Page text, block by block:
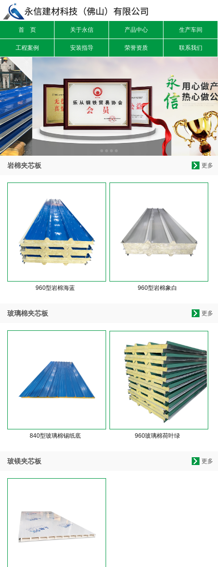
首 页 关于永信 产品中心 生产车间
工程案例 安装指导 荣誉资质 联系我们
更多
岩棉夹芯板
960型岩棉海蓝 960型岩棉象白
更多
玻璃棉夹芯板
840型玻璃棉锡纸底 960玻璃棉荷叶绿
更多
玻镁夹芯板
信息搜索
搜索